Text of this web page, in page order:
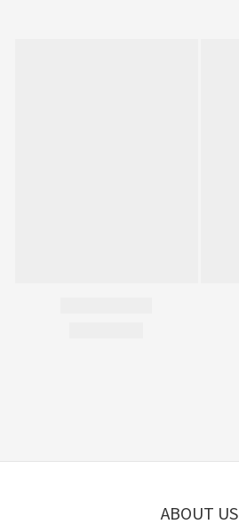
ABOUT US